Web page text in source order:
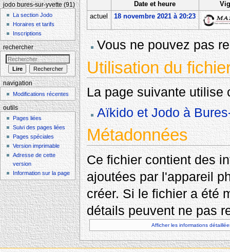
Date et heure
actuel
18 novembre 2021 à 20:23
Vous ne pouvez pas
Utilisation du
La page suivante utilise
Aïkido et Jodo à
Métadonnées
Ce fichier contient des
ajoutées par l'appareil
créer. Si le fichier a été
détails peuvent ne pas
Afficher les informations
jodo bures-sur-yvette (91)
La section Jodo
Horaires et tarifs
Inscriptions
rechercher
navigation
Modifications récentes
outils
Pages liées
Suivi des pages liées
Pages spéciales
Version imprimable
Adresse de cette
version
Information sur la page